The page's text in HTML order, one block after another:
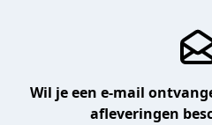
Wil je een e-mail
afleveringen